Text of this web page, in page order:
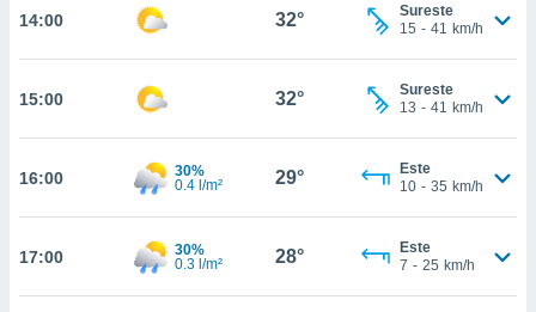
permite
seguir
coste.
a la
todas
CONFIGURACIÓN
14:00 32°
Sureste
15 - 41 km/h
15:00 32°
Sureste
13 - 41 km/h
16:00
30%
0.4 l/m²
29°
Este
10 - 35 km/h
17:00
30%
0.3 l/m²
28°
Este
7 - 25 km/h